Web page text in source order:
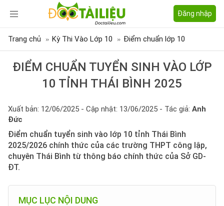
Đăng nhập
Trang chủ Kỳ Thi Vào Lớp 10 Điểm chuẩn lớp 10
ĐIỂM CHUẨN TUYỂN SINH VÀO LỚP
10 TỈNH THÁI BÌNH 2025
Xuất bản: 12/06/2025 - Cập nhật: 13/06/2025 - Tác giả: Anh
Đức
Điểm chuẩn tuyển sinh vào lớp 10 tỉnh Thái Bình
2025/2026 chính thức của các trường THPT công lập,
chuyên Thái Bình từ thông báo chính thức của Sở GD-
ĐT.
MỤC LỤC NỘI DUNG